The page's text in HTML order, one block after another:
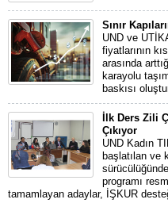
Sınır
UND ve
fiyatlarının
arasında
karayolu
baskısı
İlk Ders Zili
Çıkıyor
UND Kadın
başlatılan ve
programı
tamamlayan adaylar, İŞKUR